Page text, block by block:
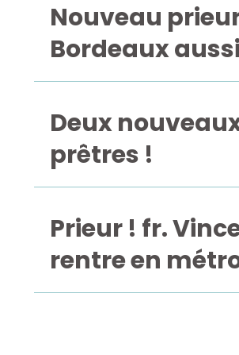
Nouveau
Bordeaux
Deux
prêtres !
Prieur ! fr.
rentre en